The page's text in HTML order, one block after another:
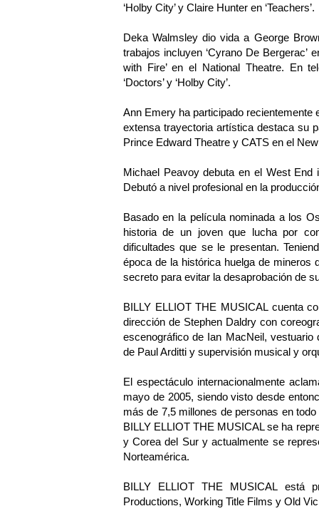
‘Holby City’ y Claire Hunter en ‘Teachers’.
Deka Walmsley dio vida a George
trabajos incluyen ‘Cyrano De Bergerac’
with Fire’ en el National Theatre. En
‘Doctors’ y ‘Holby City’.
Ann Emery ha participado
extensa trayectoria artística destaca su
Prince Edward Theatre y CATS en el
Michael Peavoy debuta en el West End
Debutó a nivel profesional en la
Basado en la película nominada a los
historia de un joven que lucha por
dificultades que se le presentan.
época de la histórica huelga de mineros
secreto para evitar la desaprobación de
BILLY ELLIOT THE MUSICAL cuenta
dirección de Stephen Daldry con
escenográfico de Ian MacNeil,
de Paul Arditti y supervisión musical y
El espectáculo internacionalmente
mayo de 2005, siendo visto desde
más de 7,5 millones de personas en
BILLY ELLIOT THE MUSICAL se ha
y Corea del Sur y actualmente se
Norteamérica.
BILLY ELLIOT THE MUSICAL está
Productions, Working Title Films y Old